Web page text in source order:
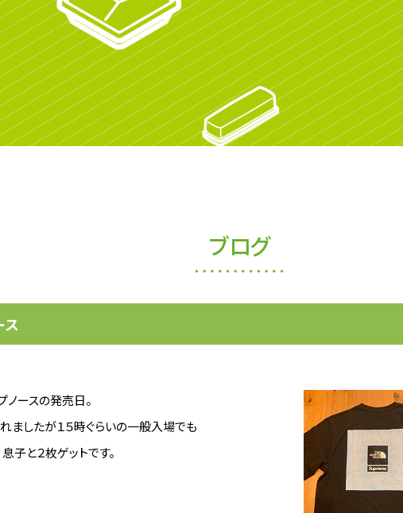
ブログ
ス
ノースの発売日。
ましたが１５時ぐらいの一般入場でも
子と２枚ゲットです。